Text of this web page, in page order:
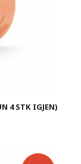
4 STK IGJEN)